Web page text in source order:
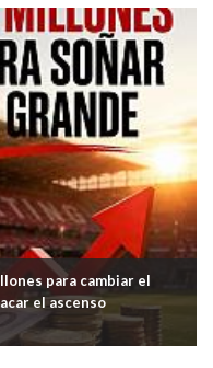
para cambiar el
el ascenso